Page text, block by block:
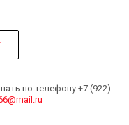
по телефону +7 (922)